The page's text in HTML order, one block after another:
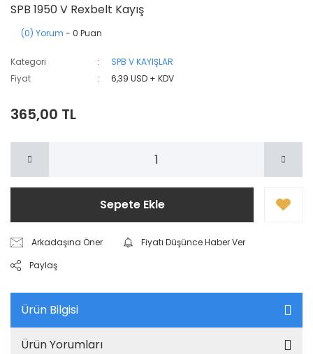
SPB 1950 V Rexbelt Kayış
(0) Yorum - 0 Puan
Kategori
SPB V KAYIŞLAR
Fiyat
6,39 USD + KDV
365,00 TL
Sepete Ekle
Arkadaşına Öner
Fiyatı Düşünce Haber Ver
Paylaş
Ürün Bilgisi
Ürün Yorumları